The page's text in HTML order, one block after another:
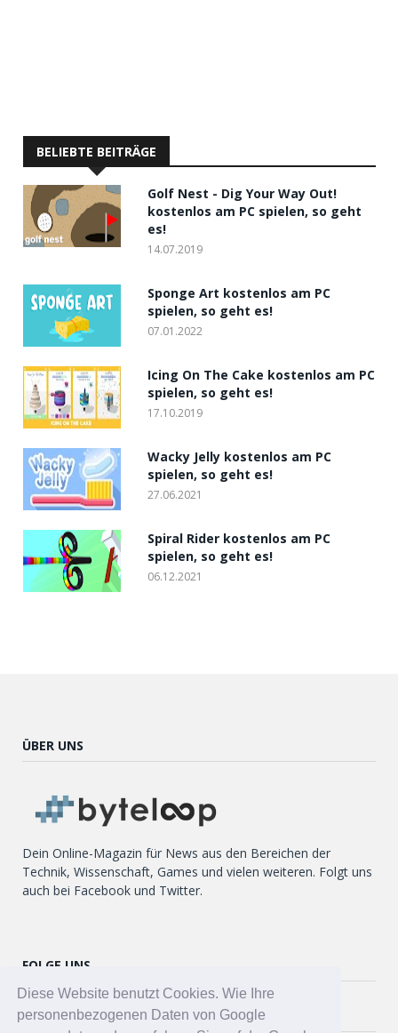
Diese Website benutzt Cookies. Wie Ihre
personenbezogenen Daten von Google
BELIEBTE BEITRÄGE
Golf Nest - Dig Your Way Out!
kostenlos am PC spielen, so geht
es!
14.07.2019
Sponge Art kostenlos am PC
spielen, so geht es!
07.01.2022
Icing On The Cake kostenlos am PC
spielen, so geht es!
17.10.2019
Wacky Jelly kostenlos am PC
spielen, so geht es!
27.06.2021
Spiral Rider kostenlos am PC
spielen, so geht es!
06.12.2021
ÜBER UNS
Dein Online-Magazin für News aus den Bereichen der
Technik, Wissenschaft, Games und vielen weiteren. Folgt uns
auch bei Facebook und Twitter.
FOLGE UNS
Twitter